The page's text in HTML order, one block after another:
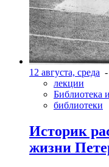
12 августа, среда -
лекции
Библиотека
библиотеки
Историк
жизни